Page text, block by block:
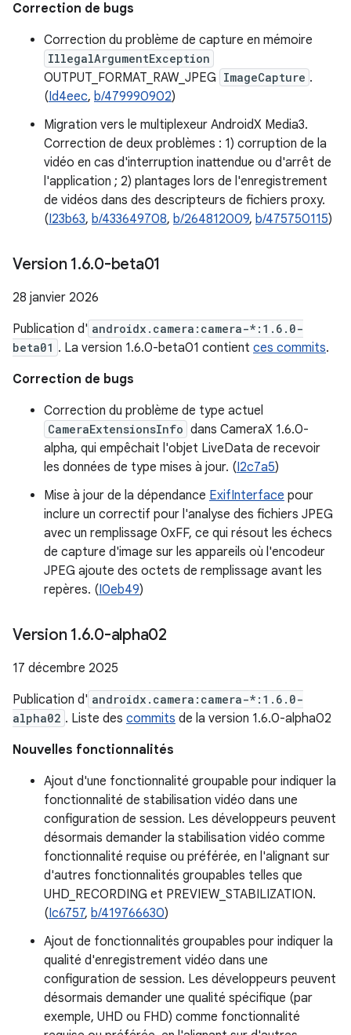
Correction de bugs
Correction du problème de capture en mémoire
IllegalArgumentException
OUTPUT_FORMAT_RAW_JPEG ImageCapture .
(Id4eec, b/479990902)
Migration vers le multiplexeur AndroidX Media3.
Correction de deux problèmes : 1) corruption de la
vidéo en cas d'interruption inattendue ou d'arrêt de
l'application ; 2) plantages lors de l'enregistrement
de vidéos dans des descripteurs de fichiers proxy.
(I23b63, b/433649708, b/264812009, b/475750115)
Version 1.6.0-beta01
28 janvier 2026
Publication d' androidx.camera:camera-*:1.6.0-
beta01 . La version 1.6.0-beta01 contient ces commits.
Correction de bugs
Correction du problème de type actuel
CameraExtensionsInfo dans CameraX 1.6.0-
alpha, qui empêchait l'objet LiveData de recevoir
les données de type mises à jour. (I2c7a5)
Mise à jour de la dépendance ExifInterface pour
inclure un correctif pour l'analyse des fichiers JPEG
avec un remplissage 0xFF, ce qui résout les échecs
de capture d'image sur les appareils où l'encodeur
JPEG ajoute des octets de remplissage avant les
repères. (I0eb49)
Version 1.6.0-alpha02
17 décembre 2025
Publication d' androidx.camera:camera-*:1.6.0-
alpha02 . Liste des commits de la version 1.6.0-alpha02
Nouvelles fonctionnalités
Ajout d'une fonctionnalité groupable pour indiquer la
fonctionnalité de stabilisation vidéo dans une
configuration de session. Les développeurs peuvent
désormais demander la stabilisation vidéo comme
fonctionnalité requise ou préférée, en l'alignant sur
d'autres fonctionnalités groupables telles que
UHD_RECORDING et PREVIEW_STABILIZATION.
(Ic6757, b/419766630)
Ajout de fonctionnalités groupables pour indiquer la
qualité d'enregistrement vidéo dans une
configuration de session. Les développeurs peuvent
désormais demander une qualité spécifique (par
exemple, UHD ou FHD) comme fonctionnalité